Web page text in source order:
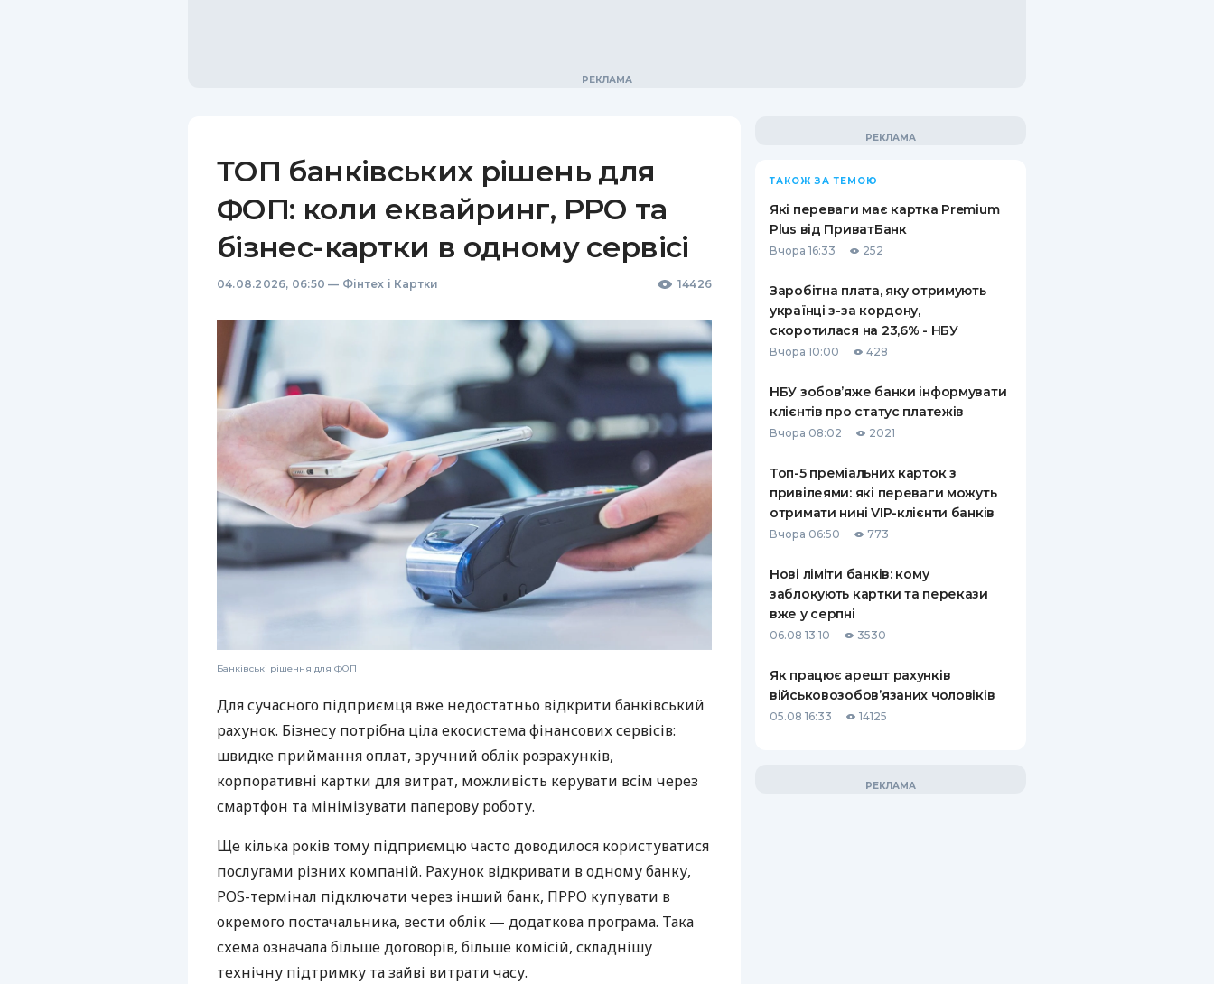
ТОП банківських рішень для
ФОП: коли еквайринг, РРО та
бізнес-картки в одному сервісі
04.08.2026, 06:50 — Фінтех і Картки 14426
Банківські рішення для ФОП
Для сучасного підприємця вже недостатньо відкрити банківський
рахунок. Бізнесу потрібна ціла екосистема фінансових сервісів:
швидке приймання оплат, зручний облік розрахунків,
корпоративні картки для витрат, можливість керувати всім через
смартфон та мінімізувати паперову роботу.
Ще кілька років тому підприємцю часто доводилося користуватися
послугами різних компаній. Рахунок відкривати в одному банку,
POS-термінал підключати через інший банк, ПРРО купувати в
окремого постачальника, вести облік — додаткова програма. Така
схема означала більше договорів, більше комісій, складнішу
технічну підтримку та зайві витрати часу.
ТАКОЖ ЗА ТЕМОЮ
Які переваги має картка Premium
Plus від ПриватБанк
Вчора 16:33 252
Заробітна плата, яку отримують
українці з-за кордону,
скоротилася на 23,6% - НБУ
Вчора 10:00 428
НБУ зобов’яже банки інформувати
клієнтів про статус платежів
Вчора 08:02 2021
Топ-5 преміальних карток з
привілеями: які переваги можуть
отримати нині VIP-клієнти банків
Вчора 06:50 773
Нові ліміти банків: кому
заблокують картки та перекази
вже у серпні
06.08 13:10 3530
Як працює арешт рахунків
військовозобов’язаних чоловіків
05.08 16:33 14125